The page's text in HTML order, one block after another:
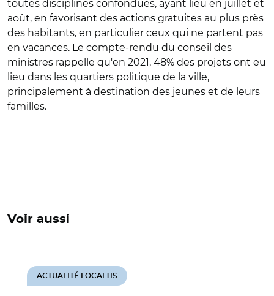
toutes disciplines confondues, ayant lieu en juillet et
août, en favorisant des actions gratuites au plus près
des habitants, en particulier ceux qui ne partent pas
en vacances. Le compte-rendu du conseil des
ministres rappelle qu'en 2021, 48% des projets ont eu
lieu dans les quartiers politique de la ville,
principalement à destination des jeunes et de leurs
familles.
Voir aussi
ACTUALITÉ LOCALTIS